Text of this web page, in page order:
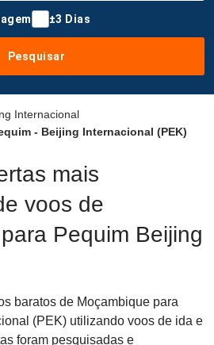
±3 Dias
Pesquisar
Internacional
- Beijing Internacional (PEK)
mais
voos de
Pequim Beijing
baratos de Moçambique para
(PEK) utilizando voos de ida e
foram pesquisadas e